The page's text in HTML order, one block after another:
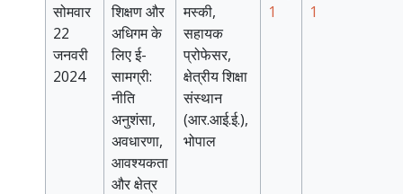
सोमवार
22
जनवरी
2024
शिक्षण और
अधिगम के
लिए ई-
सामग्री:
नीति
अनुशंसा,
अवधारणा,
आवश्यकता
और क्षेत्र
मस्की,
सहायक
प्रोफेसर,
क्षेत्रीय शिक्षा
संस्थान
(आर.आई.ई.),
भोपाल
1
1